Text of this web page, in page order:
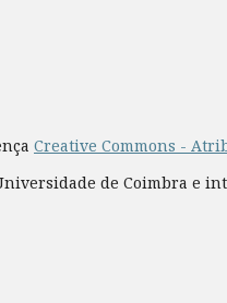
Creative Commons -
de Coimbra e